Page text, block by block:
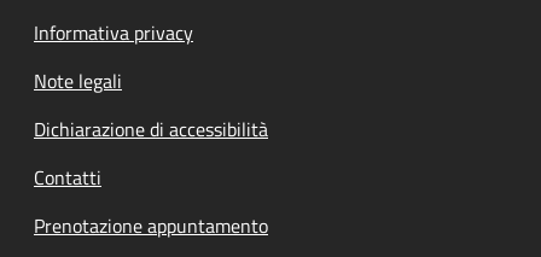
Informativa privacy
Note legali
Dichiarazione di accessibilità
Contatti
Prenotazione appuntamento